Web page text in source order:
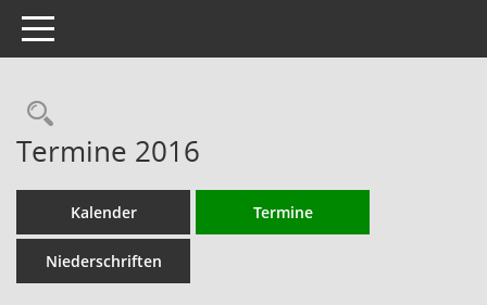
Toggle navigation
Rechercheauswahl
Termine 2016
Kalender Termine
Niederschriften